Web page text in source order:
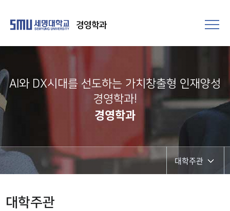
경영학과
AI와 DX시대를 선도하는 가치창출형 인재양성
경영학과!
경영학과
대학주관
대학주관